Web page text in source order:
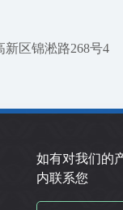
新区锦淞路268号4
如有对我们的
内联系您